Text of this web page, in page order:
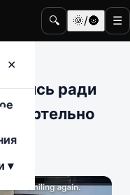
🔍 🌞/🌚 ☰
✕
▾
ради